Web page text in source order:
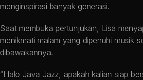
menginspirasi banyak generasi.
Saat membuka pertunjukan, Lisa
menikmati malam yang dipenuhi musik
dibawakannya.
“Halo Java Jazz, apakah kalian siap